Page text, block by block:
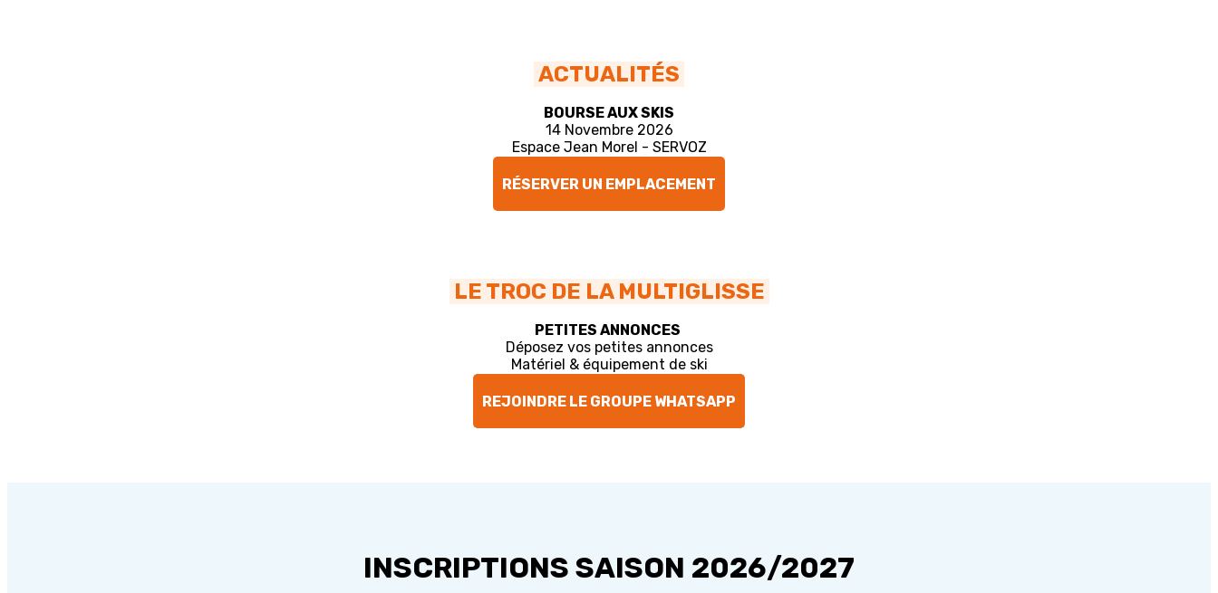
ACTUALITÉS
BOURSE AUX SKIS
14 Novembre 2026
Espace Jean Morel - SERVOZ
RÉSERVER UN EMPLACEMENT
LE TROC DE LA MULTIGLISSE
PETITES ANNONCES
Déposez vos petites annonces
Matériel & équipement de ski
REJOINDRE LE GROUPE WHATSAPP
INSCRIPTIONS SAISON 2026/2027